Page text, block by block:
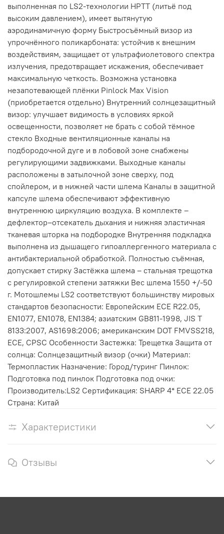
выполненная по LS2-технологии HPTT (литьё под
высоким давлением), имеет вытянутую
аэродинамичную форму Быстросъёмный визор из
упрочнённого поликарбоната: устойчив к внешним
воздействиям, защищает от ультрафиолетового спектра
излучения, предотвращает искажения, обеспечивает
максимальную четкость. Возможна установка
незапотевающей плёнки Pinlock Max Vision
(приобретается отдельно) Внутренний солнцезащитный
визор: улучшает видимость в условиях яркой
освещенности, позволяет не брать с собой тёмное
стекло Входные вентиляционные каналы на
подбородочной дуге и в лобовой зоне снабжены
регулирующими задвижками. Выходные каналы
расположены в затылочной зоне сверху, под
спойлером, и в нижней части шлема Каналы в защитной
капсуле шлема обеспечивают эффективную
внутреннюю циркуляцию воздуха. В комплекте –
дефлектор–отсекатель дыхания и нижняя эластичная
тканевая шторка на подбородке Внутренняя подкладка
выполнена из дышащего гипоаллергенного материала с
антибактериальной обработкой. Полностью съёмная,
допускает стирку Застёжка шлема – стальная трещотка
с регулировкой степени затяжки Вес шлема 1550 +/-50
г. Мотошлемы LS2 соответствуют большинству мировых
стандартов безопасности: Европейским ECE R22.05,
EN1077, EN1078, EN1384; азиатским GB811-1998, JIS T
8133:2007, AS1698:2006; американским DOT FMVSS218,
ECE, CPSC Особенности Застежка: Трещетка Защита от
солнца: Солнцезащитный визор (очки) Материал:
Термопластик Назначение: Город/туринг Пинлок:
Подготовка под пинлок Подготовка под очки:
Производитель:LS2 Сертификация: SHARP 4* ECE 22.05
Страна: Китай
Характеристики
Отзывы